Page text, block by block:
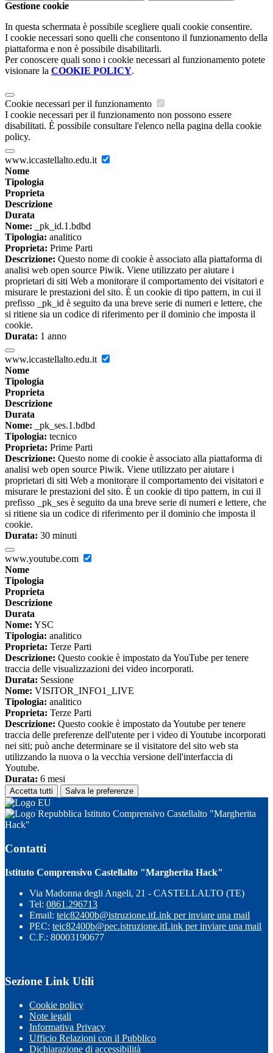
Gestione cookie
In questa schermata è possibile scegliere quali cookie consentire.
I cookie necessari sono quelli che consentono il funzionamento della
piattaforma e non è possibile disabilitarli.
Per conoscere quali sono i cookie necessari al funzionamento potete
visionare la COOKIE POLICY.
Cookie necessari per il funzionamento
I cookie necessari per il funzionamento non possono essere
disabilitati. È possibile consultare l'elenco nella pagina della cookie
policy.
www.iccastellalto.edu.it
Nome
Tipologia
Proprieta
Descrizione
Durata
Nome: _pk_id.1.bdbd
Tipologia: analitico
Proprieta: Prime Parti
Descrizione: Questo nome di cookie è associato alla piattaforma di
analisi web open source Piwik. Viene utilizzato per aiutare i
proprietari di siti Web a monitorare il comportamento dei visitatori e
misurare le prestazioni del sito. È un cookie di tipo pattern, in cui il
prefisso _pk_id è seguito da una breve serie di numeri e lettere, che
si ritiene sia un codice di riferimento per il dominio che imposta il
cookie.
Durata: 1 anno
www.iccastellalto.edu.it
Nome
Tipologia
Proprieta
Descrizione
Durata
Nome: _pk_ses.1.bdbd
Tipologia: tecnico
Proprieta: Prime Parti
Descrizione: Questo nome di cookie è associato alla piattaforma di
analisi web open source Piwik. Viene utilizzato per aiutare i
proprietari di siti Web a monitorare il comportamento dei visitatori e
misurare le prestazioni del sito. È un cookie di tipo pattern, in cui il
prefisso _pk_ses è seguito da una breve serie di numeri e lettere, che
si ritiene sia un codice di riferimento per il dominio che imposta il
cookie.
Durata: 30 minuti
www.youtube.com
Nome
Tipologia
Proprieta
Descrizione
Durata
Nome: YSC
Tipologia: analitico
Proprieta: Terze Parti
Descrizione: Questo cookie è impostato da YouTube per tenere
traccia delle visualizzazioni dei video incorporati.
Durata: Sessione
Nome: VISITOR_INFO1_LIVE
Tipologia: analitico
Proprieta: Terze Parti
Descrizione: Questo cookie è impostato da Youtube per tenere
traccia delle preferenze dell'utente per i video di Youtube incorporati
nei siti; può anche determinare se il visitatore del sito web sta
utilizzando la nuova o la vecchia versione dell'interfaccia di
Youtube.
Durata: 6 mesi
Accetta tutti Salva le preferenze
Istituto Comprensivo Castellalto "Margherita
Hack"
Contatti
Istituto Comprensivo Castellalto "Margherita Hack"
Via Madonna degli Angeli, 21 - CASTELLALTO (TE)
Tel: 0861.296713
Email: teic82400b@istruzione.itLink per inviare una mail
PEC: teic82400b@pec.istruzione.itLink per inviare una mail
C.F.: 80003190677
Sezione Link Utili
Cookie policy
Note legali
Informativa Privacy
Ufficio Relazioni con il Pubblico
Dichiarazione di accessibilità